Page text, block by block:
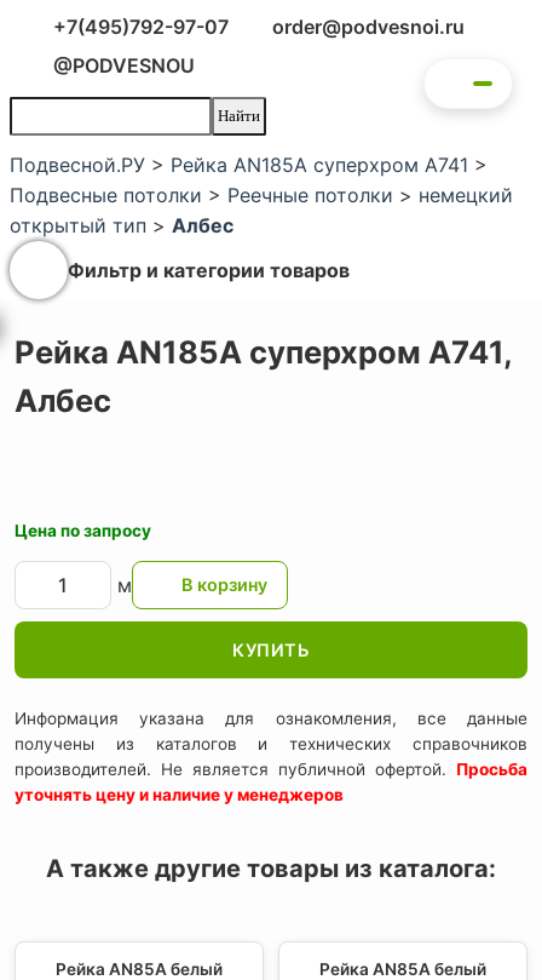
+7(495)792-97-07
order@podvesnoi.ru
@PODVESNOU
Подвесной.РУ > Рейка AN185A суперхром А741 >
Подвесные потолки > Реечные потолки > немецкий
открытый тип > Албес
Фильтр и категории товаров
Рейка AN185A суперхром А741,
Албес
Цена по запросу
м
КУПИТЬ
Информация указана для ознакомления, все данные
получены из каталогов и технических справочников
производителей. Не является публичной офертой. Просьба
уточнять цену и наличие у менеджеров
А также другие товары из каталога:
Рейка AN85A белый
Рейка AN85A белый